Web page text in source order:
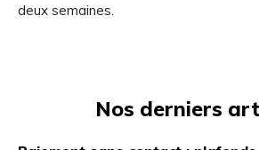
deux semaines.
Nos derniers